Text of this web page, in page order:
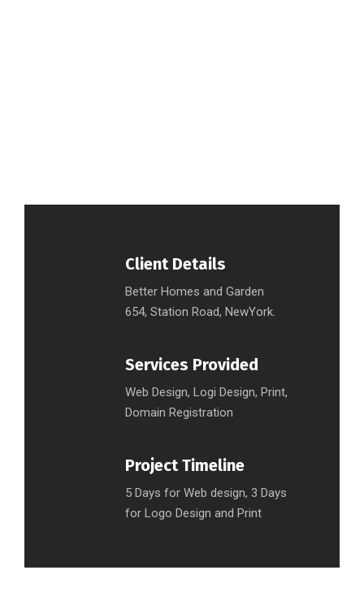
Client Details
Better Homes and Garden
654, Station Road, NewYork.
Services Provided
Web Design, Logi Design, Print,
Domain Registration
Project Timeline
5 Days for Web design, 3 Days
for Logo Design and Print